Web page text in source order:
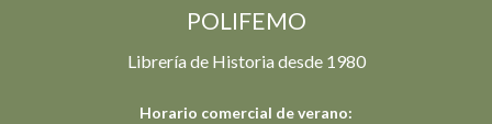
POLIFEMO
Librería de Historia desde 1980
Horario comercial de verano: